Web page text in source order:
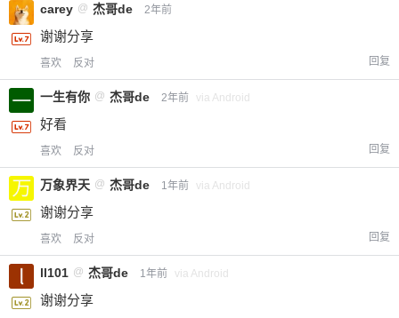
carey @ 杰哥de 2年前
谢谢分享
喜欢 反对 回复
一生有你 @ 杰哥de 2年前 via Android
好看
喜欢 反对 回复
万象界天 @ 杰哥de 1年前 via Android
谢谢分享
喜欢 反对 回复
ll101 @ 杰哥de 1年前 via Android
谢谢分享